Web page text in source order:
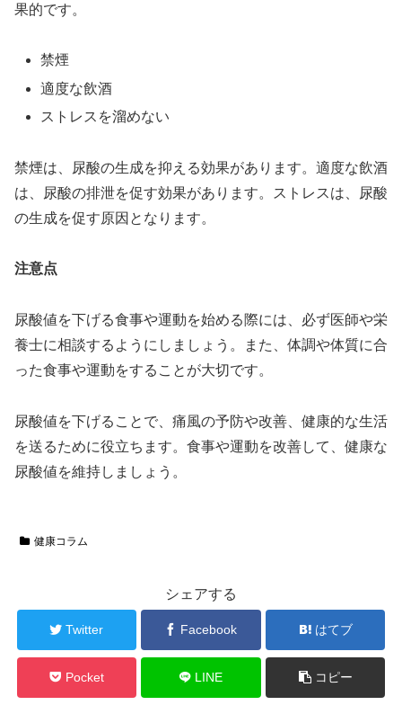
果的です。
禁煙
適度な飲酒
ストレスを溜めない
禁煙は、尿酸の生成を抑える効果があります。適度な飲酒
は、尿酸の排泄を促す効果があります。ストレスは、尿酸
の生成を促す原因となります。
注意点
尿酸値を下げる食事や運動を始める際には、必ず医師や栄
養士に相談するようにしましょう。また、体調や体質に合
った食事や運動をすることが大切です。
尿酸値を下げることで、痛風の予防や改善、健康的な生活
を送るために役立ちます。食事や運動を改善して、健康な
尿酸値を維持しましょう。
健康コラム
シェアする
Twitter Facebook はてブ
Pocket LINE コピー